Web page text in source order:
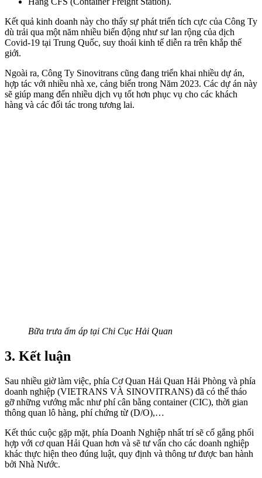
Kết quả kinh doanh này cho thấy sự phát triển tích cực của Công Ty
dù trải qua một năm nhiều biến động như sư lan rộng của dịch
Covid-19 tại Trung Quốc, suy thoái kinh tế diễn ra trên khắp thế
giới.
Ngoài ra, Công Ty Sinovitrans cũng đang triển khai nhiều dự án,
hợp tác với nhiều nhà xe, cảng biển trong Năm 2023. Các dự án này
sẽ giúp mang đến nhiều dịch vụ tốt hơn phục vụ cho các khách
hàng và các đối tác trong tương lai.
Bữa trưa ấm áp tại Chi Cục Hải Quan
3. Kết luận
Sau nhiều giờ làm việc, phía Cơ Quan Hải Quan Hải Phòng và phía
doanh nghiệp (VIETRANS VÀ SINOVITRANS) đã có thể tháo
gỡ những vướng mắc như phí cân bằng container (CIC), thời gian
thông quan lô hàng, phí chứng từ (D/O),…
Kết thúc cuộc gặp mặt, phía Doanh Nghiệp nhất trí sẽ cố gắng phối
hợp với cơ quan Hải Quan hơn và sẽ tư vấn cho các doanh nghiệp
khác thực hiện theo đúng luật, quy định và thông tư được ban hành
bởi Nhà Nước.